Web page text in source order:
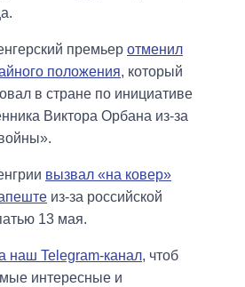
премьер отменил
положения, который
в стране по инициативе
Виктора Орбана из-за
вызвал «на ковер»
из-за российской
13 мая.
наш Telegram-канал, чтоб
интересные и